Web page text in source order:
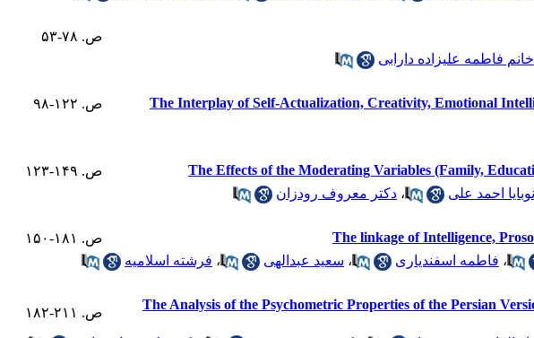
ص. ۷۸-۵۳
خانم فاطمه علیزاده دارابی
The Interplay of Self-Actualization, Creativity, Emotional
ص. ۱۲۲-۹۸
The Effects of the Moderating Variables (Family,
ص. ۱۴۹-۱۲۳
احمد علی ، دکتر معروف رودزان
The linkage of Intelligence,
ص. ۱۸۱-۱۵۰
، فاطمه اسفندیاری ، سعید عبدالهی ، فرشته اسلامیه
The Analysis of the Psychometric Properties of the Persian
ص. ۲۱۱-۱۸۲